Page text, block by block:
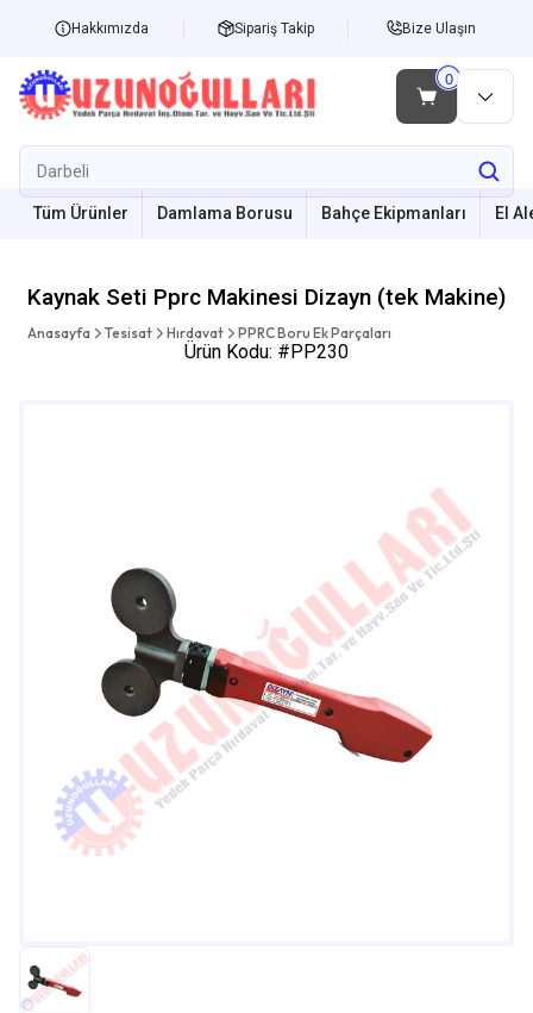
Hakkımızda Sipariş Takip Bize Ulaşın
Tüm Ürünler Damlama Borusu Bahçe Ekipmanları El
Kaynak Seti Pprc Makinesi Dizayn (tek Makine)
Anasayfa Tesisat Hırdavat PPRC Boru Ek Parçaları
Ürün Kodu: #PP230